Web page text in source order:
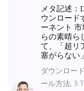
メタ記述：
ウンロード
ーネント
らの素晴ら
て、「超リ
塞がらない
ダウンロー
ール方法; 3